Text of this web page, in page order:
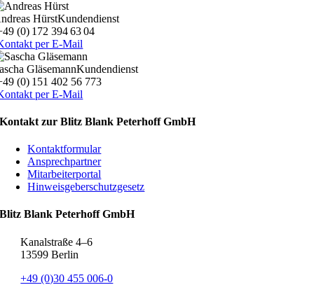
HürstKundendienst
(0) 172 394 63 04
per E-Mail
GläsemannKundendienst
(0) 151 402 56 773
per E-Mail
Kontakt zur Blitz Blank Peterhoff GmbH
Kontaktformular
Ansprechpartner
Mitarbeiterportal
Hinweisgeberschutzgesetz
Blitz Blank Peterhoff GmbH
Kanalstraße 4–6
13599 Berlin
+49 (0)30 455 006-0